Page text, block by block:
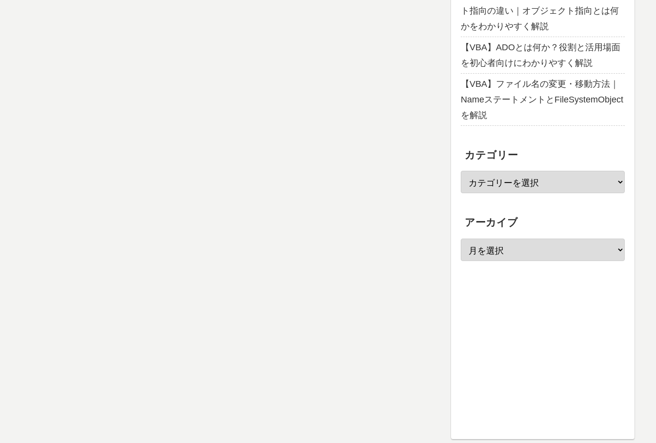
ト指向の違い｜オブジェクト指向とは何
かをわかりやすく解説
【VBA】ADOとは何か？役割と活用場面
を初心者向けにわかりやすく解説
【VBA】ファイル名の変更・移動方法｜
NameステートメントとFileSystemObject
を解説
カテゴリー
アーカイブ